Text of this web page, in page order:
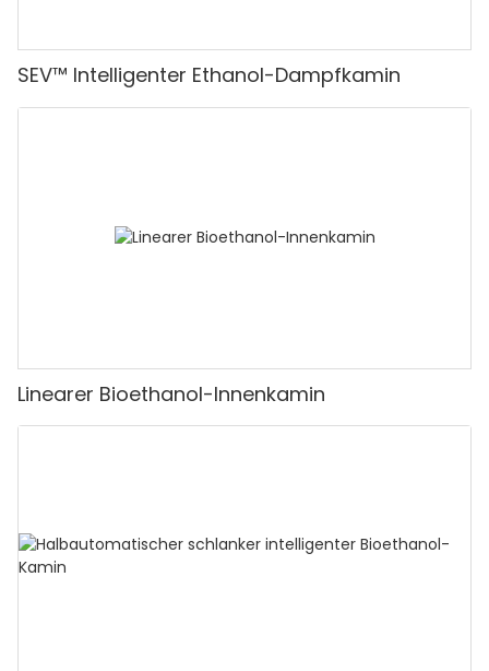
SEV™ Intelligenter Ethanol-Dampfkamin
Linearer Bioethanol-Innenkamin